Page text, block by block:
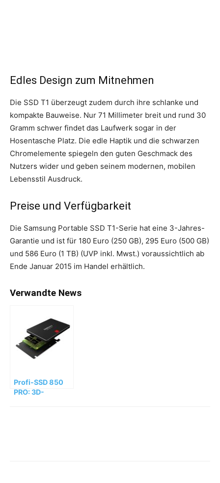
Edles Design zum Mitnehmen
Die SSD T1 überzeugt zudem durch ihre schlanke und
kompakte Bauweise. Nur 71 Millimeter breit und rund 30
Gramm schwer findet das Laufwerk sogar in der
Hosentasche Platz. Die edle Haptik und die schwarzen
Chromelemente spiegeln den guten Geschmack des
Nutzers wider und geben seinem modernen, mobilen
Lebensstil Ausdruck.
Preise und Verfügbarkeit
Die Samsung Portable SSD T1-Serie hat eine 3-Jahres-
Garantie und ist für 180 Euro (250 GB), 295 Euro (500 GB)
und 586 Euro (1 TB) (UVP inkl. Mwst.) voraussichtlich ab
Ende Januar 2015 im Handel erhältlich.
Verwandte News
Profi-SSD 850
PRO: 3D-